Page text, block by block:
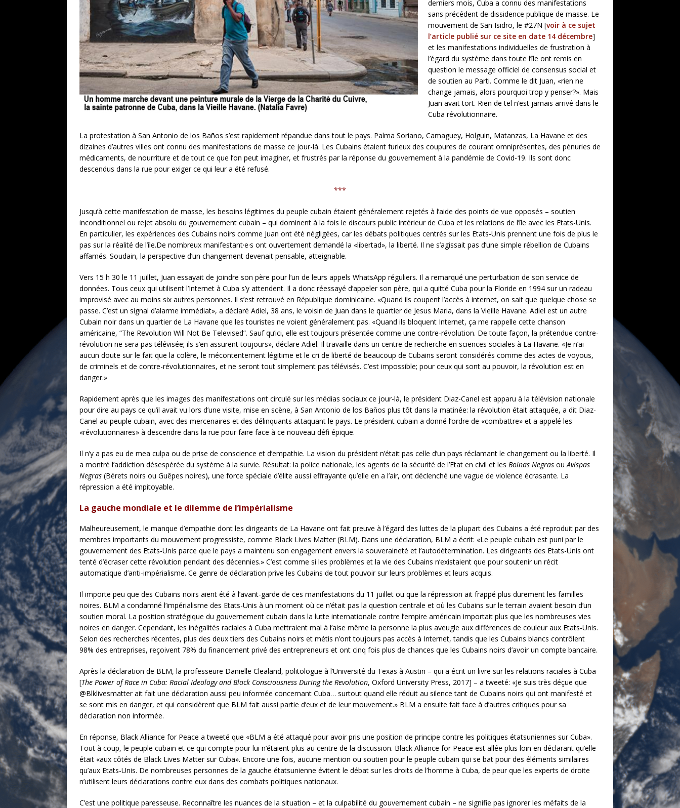
derniers mois, Cuba a connu des manifestations
sans précédent de dissidence publique de masse. Le
mouvement de San Isidro, le #27N [voir à ce sujet
l’article publié sur ce site en date 14 décembre]
et les manifestations individuelles de frustration à
l’égard du système dans toute l’île ont remis en
question le message officiel de consensus social et
de soutien au Parti. Comme le dit Juan, «rien ne
change jamais, alors pourquoi trop y penser?». Mais
Juan avait tort. Rien de tel n’est jamais arrivé dans le
Cuba révolutionnaire.
La protestation à San Antonio de los Baños s’est rapidement répandue dans tout le pays. Palma Soriano, Camaguey, Holguin, Matanzas, La Havane et des
dizaines d’autres villes ont connu des manifestations de masse ce jour-là. Les Cubains étaient furieux des coupures de courant omniprésentes, des pénuries de
médicaments, de nourriture et de tout ce que l’on peut imaginer, et frustrés par la réponse du gouvernement à la pandémie de Covid-19. Ils sont donc
descendus dans la rue pour exiger ce qui leur a été refusé.
***
Jusqu’à cette manifestation de masse, les besoins légitimes du peuple cubain étaient généralement rejetés à l’aide des points de vue opposés – soutien
inconditionnel ou rejet absolu du gouvernement cubain – qui dominent à la fois le discours public intérieur de Cuba et les relations de l’île avec les Etats-Unis.
En particulier, les expériences des Cubains noirs comme Juan ont été négligées, car les débats politiques centrés sur les Etats-Unis prennent une fois de plus le
pas sur la réalité de l’île.De nombreux manifestant·e·s ont ouvertement demandé la «libertad», la liberté. Il ne s’agissait pas d’une simple rébellion de Cubains
affamés. Soudain, la perspective d’un changement devenait pensable, atteignable.
Vers 15 h 30 le 11 juillet, Juan essayait de joindre son père pour l’un de leurs appels WhatsApp réguliers. Il a remarqué une perturbation de son service de
données. Tous ceux qui utilisent l’Internet à Cuba s’y attendent. Il a donc réessayé d’appeler son père, qui a quitté Cuba pour la Floride en 1994 sur un radeau
improvisé avec au moins six autres personnes. Il s’est retrouvé en République dominicaine. «Quand ils coupent l’accès à internet, on sait que quelque chose se
passe. C’est un signal d’alarme immédiat», a déclaré Adiel, 38 ans, le voisin de Juan dans le quartier de Jesus Maria, dans la Vieille Havane. Adiel est un autre
Cubain noir dans un quartier de La Havane que les touristes ne voient généralement pas. «Quand ils bloquent Internet, ça me rappelle cette chanson
américaine, “The Revolution Will Not Be Televised”. Sauf qu’ici, elle est toujours présentée comme une contre-révolution. De toute façon, la prétendue contre-
révolution ne sera pas télévisée; ils s’en assurent toujours», déclare Adiel. Il travaille dans un centre de recherche en sciences sociales à La Havane. «Je n’ai
aucun doute sur le fait que la colère, le mécontentement légitime et le cri de liberté de beaucoup de Cubains seront considérés comme des actes de voyous,
de criminels et de contre-révolutionnaires, et ne seront tout simplement pas télévisés. C’est impossible; pour ceux qui sont au pouvoir, la révolution est en
danger.»
Rapidement après que les images des manifestations ont circulé sur les médias sociaux ce jour-là, le président Diaz-Canel est apparu à la télévision nationale
pour dire au pays ce qu’il avait vu lors d’une visite, mise en scène, à San Antonio de los Baños plus tôt dans la matinée: la révolution était attaquée, a dit Diaz-
Canel au peuple cubain, avec des mercenaires et des délinquants attaquant le pays. Le président cubain a donné l’ordre de «combattre» et a appelé les
«révolutionnaires» à descendre dans la rue pour faire face à ce nouveau défi épique.
Il n’y a pas eu de mea culpa ou de prise de conscience et d’empathie. La vision du président n’était pas celle d’un pays réclamant le changement ou la liberté. Il
a montré l’addiction désespérée du système à la survie. Résultat: la police nationale, les agents de la sécurité de l’Etat en civil et les Boinas Negras ouAvispas
Negras (Bérets noirs ou Guêpes noires), une force spéciale d’élite aussi effrayante qu’elle en a l’air, ont déclenché une vague de violence écrasante. La
répression a été impitoyable.
La gauche mondiale et le dilemme de l’impérialisme
Malheureusement, le manque d’empathie dont les dirigeants de La Havane ont fait preuve à l’égard des luttes de la plupart des Cubains a été reproduit par des
membres importants du mouvement progressiste, comme Black Lives Matter (BLM). Dans une déclaration, BLM a écrit: «Le peuple cubain est puni par le
gouvernement des Etats-Unis parce que le pays a maintenu son engagement envers la souveraineté et l’autodétermination. Les dirigeants des Etats-Unis ont
tenté d’écraser cette révolution pendant des décennies.» C’est comme si les problèmes et la vie des Cubains n’existaient que pour soutenir un récit
automatique d’anti-impérialisme. Ce genre de déclaration prive les Cubains de tout pouvoir sur leurs problèmes et leurs acquis.
Il importe peu que des Cubains noirs aient été à l’avant-garde de ces manifestations du 11 juillet ou que la répression ait frappé plus durement les familles
noires. BLM a condamné l’impérialisme des Etats-Unis à un moment où ce n’était pas la question centrale et où les Cubains sur le terrain avaient besoin d’un
soutien moral. La position stratégique du gouvernement cubain dans la lutte internationale contre l’empire américain importait plus que les nombreuses vies
noires en danger. Cependant, les inégalités raciales à Cuba mettraient mal à l’aise même la personne la plus aveugle aux différences de couleur aux Etats-Unis.
Selon des recherches récentes, plus des deux tiers des Cubains noirs et métis n’ont toujours pas accès à Internet, tandis que les Cubains blancs contrôlent
98% des entreprises, reçoivent 78% du financement privé des entrepreneurs et ont cinq fois plus de chances que les Cubains noirs d’avoir un compte bancaire.
Après la déclaration de BLM, la professeure Danielle Clealand, politologue à l’Université du Texas à Austin – qui a écrit un livre sur les relations raciales à Cuba
[The Power of Race in Cuba: Racial Ideology and Black Consciousness During the Revolution, Oxford University Press, 2017] – a tweeté: «Je suis très déçue que
@Blklivesmatter ait fait une déclaration aussi peu informée concernant Cuba… surtout quand elle réduit au silence tant de Cubains noirs qui ont manifesté et
se sont mis en danger, et qui considèrent que BLM fait aussi partie d’eux et de leur mouvement.» BLM a ensuite fait face à d’autres critiques pour sa
déclaration non informée.
En réponse, Black Alliance for Peace a tweeté que «BLM a été attaqué pour avoir pris une position de principe contre les politiques étatsuniennes sur Cuba».
Tout à coup, le peuple cubain et ce qui compte pour lui n’étaient plus au centre de la discussion. Black Alliance for Peace est allée plus loin en déclarant qu’elle
était «aux côtés de Black Lives Matter sur Cuba». Encore une fois, aucune mention ou soutien pour le peuple cubain qui se bat pour des éléments similaires
qu’aux Etats-Unis. De nombreuses personnes de la gauche étatsunienne évitent le débat sur les droits de l’homme à Cuba, de peur que les experts de droite
n’utilisent leurs déclarations contre eux dans des combats politiques nationaux.
C’est une politique paresseuse. Reconnaître les nuances de la situation – et la culpabilité du gouvernement cubain – ne signifie pas ignorer les méfaits de la